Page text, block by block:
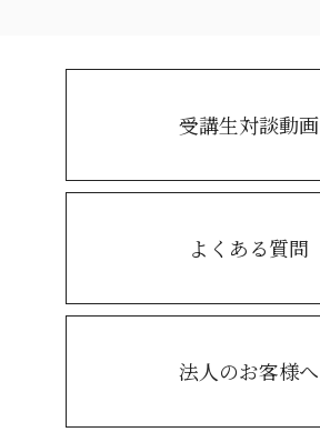
受講生対談動画
よくある質問
法人のお客様へ